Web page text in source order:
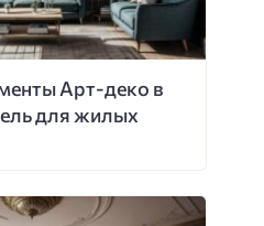
Арт-деко в
для жилых